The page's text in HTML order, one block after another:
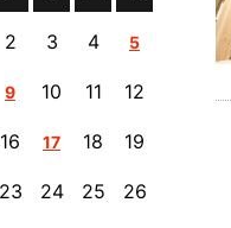
2 3 4 5
9 10 11 12
16 17 18 19
23 24 25 26